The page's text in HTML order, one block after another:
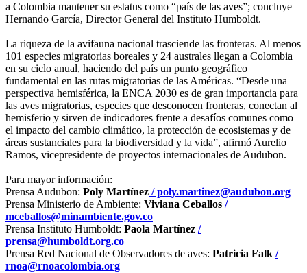
a Colombia mantener su estatus como “país de las aves”; concluye
Hernando García, Director General del Instituto Humboldt.
La riqueza de la avifauna nacional trasciende las fronteras. Al menos
101 especies migratorias boreales y 24 australes llegan a Colombia
en su ciclo anual, haciendo del país un punto geográfico
fundamental en las rutas migratorias de las Américas. “Desde una
perspectiva hemisférica, la ENCA 2030 es de gran importancia para
las aves migratorias, especies que desconocen fronteras, conectan al
hemisferio y sirven de indicadores frente a desafíos comunes como
el impacto del cambio climático, la protección de ecosistemas y de
áreas sustanciales para la biodiversidad y la vida”, afirmó Aurelio
Ramos, vicepresidente de proyectos internacionales de Audubon.
Para mayor información:
Prensa Audubon: Poly Martínez / poly.martinez@audubon.org
Prensa Ministerio de Ambiente: Viviana Ceballos /
mceballos@minambiente.gov.co
Prensa Instituto Humboldt: Paola Martínez /
prensa@humboldt.org.co
Prensa Red Nacional de Observadores de aves: Patricia Falk /
rnoa@rnoacolombia.org